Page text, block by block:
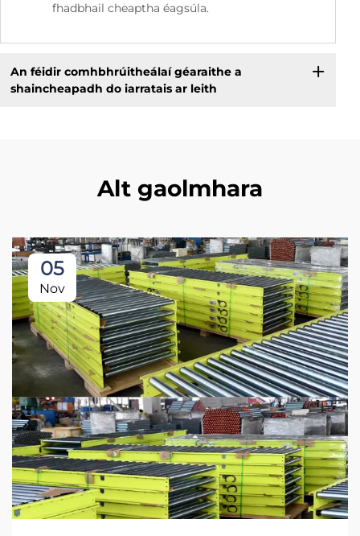
fhadbhail cheaptha éagsúla.
An féidir comhbhrúitheálaí géaraithe a
shaincheapadh do iarratais ar leith
Alt gaolmhara
05
Nov